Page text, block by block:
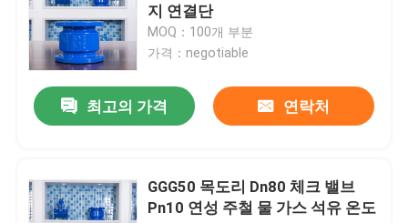
목도리는 밸브를 확인합니다
무쇠 조용한 체크 밸브
지 연결단
MOQ：100개 부분
가격：negotiable
최고의 가격 연락처
GGG50 목도리 Dn80 체크 밸브
Pn10 연성 주철 물 가스 석유 온도